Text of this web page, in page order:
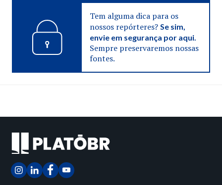
Tem alguma dica para os
nossos repórteres? Se sim,
envie em segurança por aqui.
Sempre preservaremos nossas
fontes.